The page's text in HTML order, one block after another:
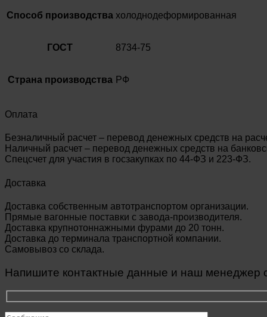
Способ производства холоднодеформированная
ГОСТ 8734-75
Страна производства РФ
Оплата
Безналичный расчет – перевод денежных средств на
Наличный расчет – перевод денежных средств на
Спецсчет для участия в госзакупках по 44-ФЗ и 223-ФЗ.
Доставка
Доставка собственным автотранспортом организации.
Прямые вагонные поставки с завода-производителя.
Доставка крупнотоннажными фурами до 20 тонн.
Доставка до терминала транспортной компании.
Самовывоз со склада.
Напишите контактные данные и наш менеджер